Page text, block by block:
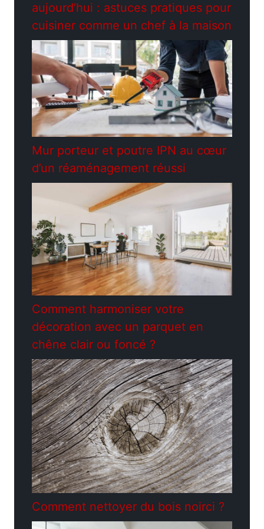
aujourd’hui : astuces pratiques pour
cuisiner comme un chef à la maison
Mur porteur et poutre IPN au cœur
d’un réaménagement réussi
Comment harmoniser votre
décoration avec un parquet en
chêne clair ou foncé ?
Comment nettoyer du bois noirci ?